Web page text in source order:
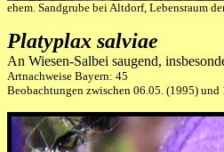
ehem. Sandgrube bei Altdorf, Lebensraum
Platyplax salviae
An Wiesen-Salbei saugend,
Artnachweise Bayern: 45
Beobachtungen zwischen 06.05. (1995) und